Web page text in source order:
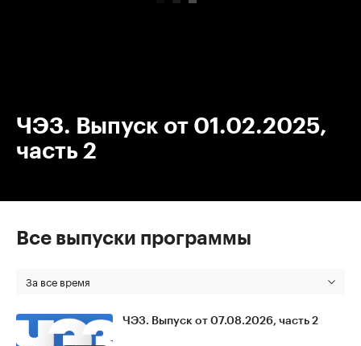
ЧЭЗ. Выпуск от 01.02.2025,
часть 2
Все выпуски программы
За все время
ЧЭЗ. Выпуск от 07.08.2026, часть 2